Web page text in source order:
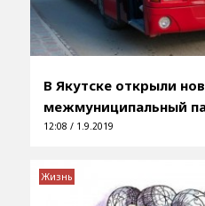
В Якутске открыли
межмуниципальный
12:08 / 1.9.2019
Жизнь